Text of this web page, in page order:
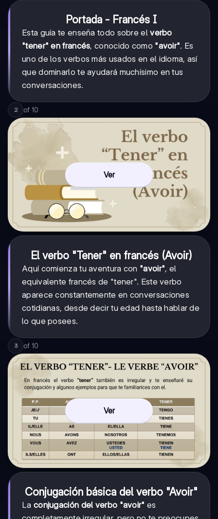
Portada - Francés I
Esta guía te enseña todo sobre elverbo
"tener" en francés, conocido como "avoir". Es
uno de los verbos más usados en el idioma, así
que dominarlo te ayudará muchísimo en tus
conversaciones.
2 of 10
Ver
El verbo "Tener" en francés (Avoir)
Aquí comienza tu aventura con "avoir", el
equivalente francés de "tener". Este verbo
aparece constantemente en conversaciones
cotidianas, desde decir tu edad hasta hablar de
lo que posees.
3 of 10
Ver
Conjugación básica del verbo "Avoir"
La conjugación del verbo "avoir" es